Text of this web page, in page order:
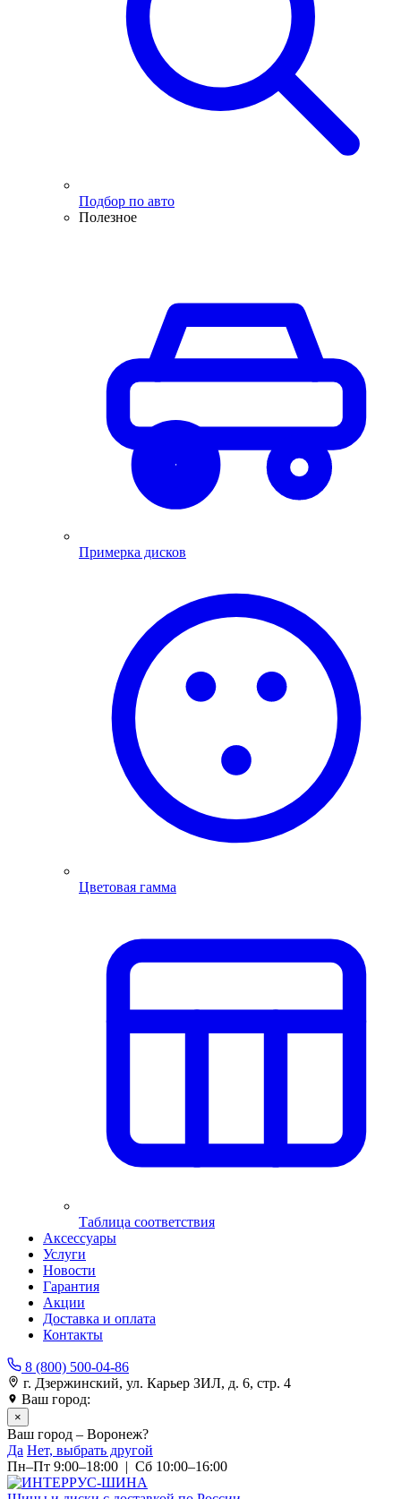
Подбор по авто
Полезное
Примерка дисков
Цветовая гамма
Таблица соответствия
Аксессуары
Услуги
Новости
Гарантия
Акции
Доставка и оплата
Контакты
8 (800) 500-04-86
г. Дзержинский, ул. Карьер ЗИЛ, д. 6, стр. 4
Ваш город:
×
Ваш город – Воронеж?
Да Нет, выбрать другой
Пн–Пт 9:00–18:00 | Сб 10:00–16:00